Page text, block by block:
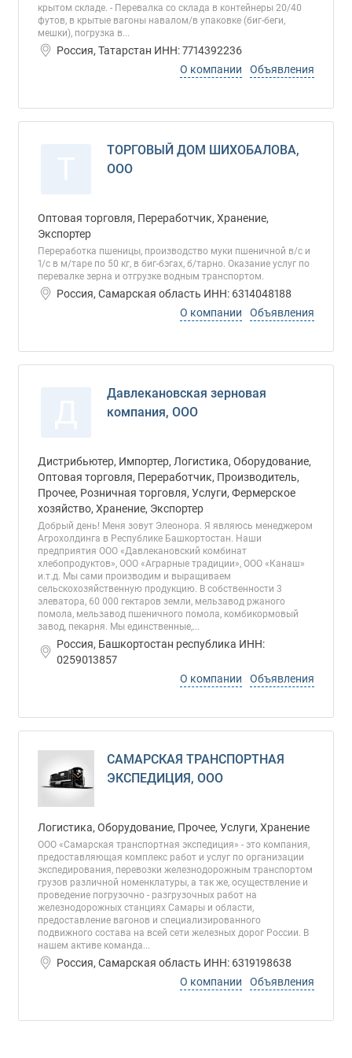
крытом складе. - Перевалка со склада в контейнеры 20/40
футов, в крытые вагоны навалом/в упаковке (биг-беги,
мешки), погрузка в...
Россия, Татарстан ИНН: 7714392236
О компании
Объявления
ТОРГОВЫЙ ДОМ ШИХОБАЛОВА,
ООО
Оптовая торговля, Переработчик, Хранение,
Экспортер
Переработка пшеницы, производство муки пшеничной в/с и
1/с в м/таре по 50 кг, в биг-бэгах, б/тарно. Оказание услуг по
перевалке зерна и отгрузке водным транспортом.
Россия, Самарская область ИНН: 6314048188
О компании
Объявления
Давлекановская зерновая
компания, ООО
Дистрибьютер, Импортер, Логистика, Оборудование,
Оптовая торговля, Переработчик, Производитель,
Прочее, Розничная торговля, Услуги, Фермерское
хозяйство, Хранение, Экспортер
Добрый день! Меня зовут Элеонора. Я являюсь менеджером
Агрохолдинга в Республике Башкортостан. Наши
предприятия ООО «Давлекановский комбинат
хлебопродуктов», ООО «Аграрные традиции», ООО «Канаш»
и.т.д. Мы сами производим и выращиваем
сельскохозяйственную продукцию. В собственности 3
элеватора, 60 000 гектаров земли, мельзавод ржаного
помола, мельзавод пшеничного помола, комбикормовый
завод, пекарня. Мы единственные,...
Россия, Башкортостан республика ИНН:
0259013857
О компании
Объявления
САМАРСКАЯ ТРАНСПОРТНАЯ
ЭКСПЕДИЦИЯ, ООО
Логистика, Оборудование, Прочее, Услуги, Хранение
ООО «Самарская транспортная экспедиция» - это компания,
предоставляющая комплекс работ и услуг по организации
экспедирования, перевозки железнодорожным транспортом
грузов различной номенклатуры, а так же, осуществление и
проведение погрузочно - разгрузочных работ на
железнодорожных станциях Самары и области,
предоставление вагонов и специализированного
подвижного состава на всей сети железных дорог России. В
нашем активе команда...
Россия, Самарская область ИНН: 6319198638
О компании
Объявления